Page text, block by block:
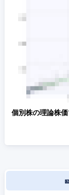
個別株の理論株価